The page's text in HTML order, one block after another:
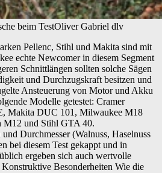
beim TestOliver Gabriel dlv
Pellenc, Stihl und Makita sind mit
echte Newcomer in diesem Segment
Schnittlängen sollten solche Sägen
und Durchzugskraft besitzen und
Ansteuerung von Motor und Akku
Modelle getestet: Cramer
Makita DUC 101, Milwaukee M18
M12 und Stihl GTA 40.
Durchmesser (Walnuss, Haselnuss
bei diesem Test gekappt und in
ergeben sich auch wertvolle
Besonderheiten Wie die